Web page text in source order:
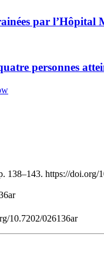
par l’Hôpital
personnes
138–143. https://doi.org/
10.7202/026136ar